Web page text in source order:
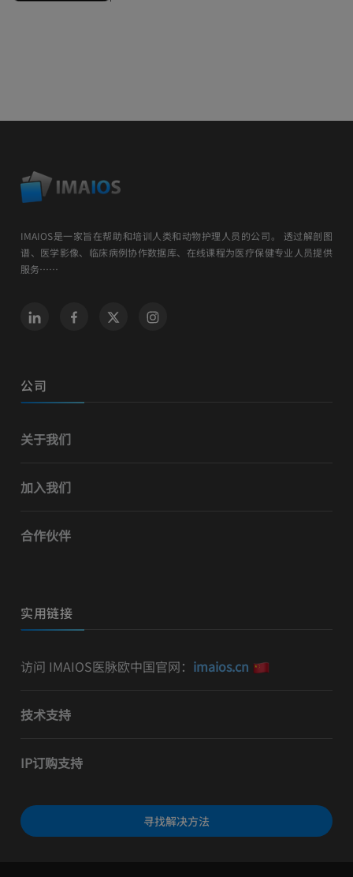
IMAIOS是一家旨在帮助和培训人类和动物护理人员的公司。 透过解剖图
谱、医学影像、临床病例协作数据库、在线课程为医疗保健专业人员提供
服务……
公司
关于我们
加入我们
合作伙伴
实用链接
访问 IMAIOS医脉欧中国官网： imaios.cn
技术支持
IP订购支持
寻找解决方法